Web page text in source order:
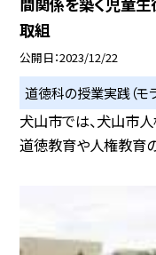
取組
公開日 2023/12/22
道徳科の授業実践（モ
犬山市では、犬山市
道徳教育や人権教育